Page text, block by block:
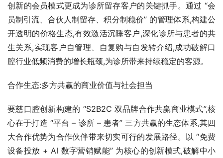
创新的会员模式更成为诊所留存客户的关键抓手。通过 “会
员制引流、合伙人制留存、积分制稳价” 的管理体系,构建公
开透明的价格生态,有效激活沉睡客户,深化诊所与患者的共
生关系,实现客户自管理、自复购与自发转介绍,成功破解口
腔行业低频消费的增长瓶颈,为诊所带来持续稳定的客源。
合作生态:多方共赢的商业价值与社会担当
要慈口腔创新构建的 “S2B2C 双品牌合作共赢商业模式”,核
心在于打造 “平台 – 诊所 – 患者” 三方共赢的生态体系,其四
大合作优势为合作伙伴带来切实可行的发展路径。以 “免费
设备投放 + AI 数字营销赋能” 为核心的创新模式,破解中小